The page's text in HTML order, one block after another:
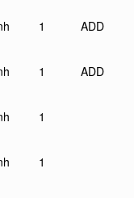
1 ADD
1 ADD
1
1